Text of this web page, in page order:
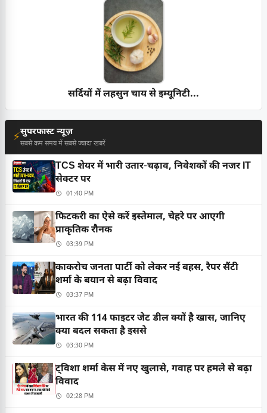
सर्दियों में लहसुन चाय से इम्यूनिटी...
⚡सुपरफास्ट न्यूज़
सबसे कम समय में सबसे ज्यादा खबरें
TCS शेयर में भारी उतार-चढ़ाव, निवेशकों की नजर IT
सेक्टर पर
01:40 PM
फिटकरी का ऐसे करें इस्तेमाल, चेहरे पर आएगी
प्राकृतिक रौनक
03:39 PM
काकरोच जनता पार्टी को लेकर नई बहस, रैपर सैंटी
शर्मा के बयान से बढ़ा विवाद
03:37 PM
भारत की 114 फाइटर जेट डील क्यों है खास, जानिए
क्या बदल सकता है इससे
03:30 PM
ट्विशा शर्मा केस में नए खुलासे, गवाह पर हमले से बढ़ा
विवाद
02:28 PM